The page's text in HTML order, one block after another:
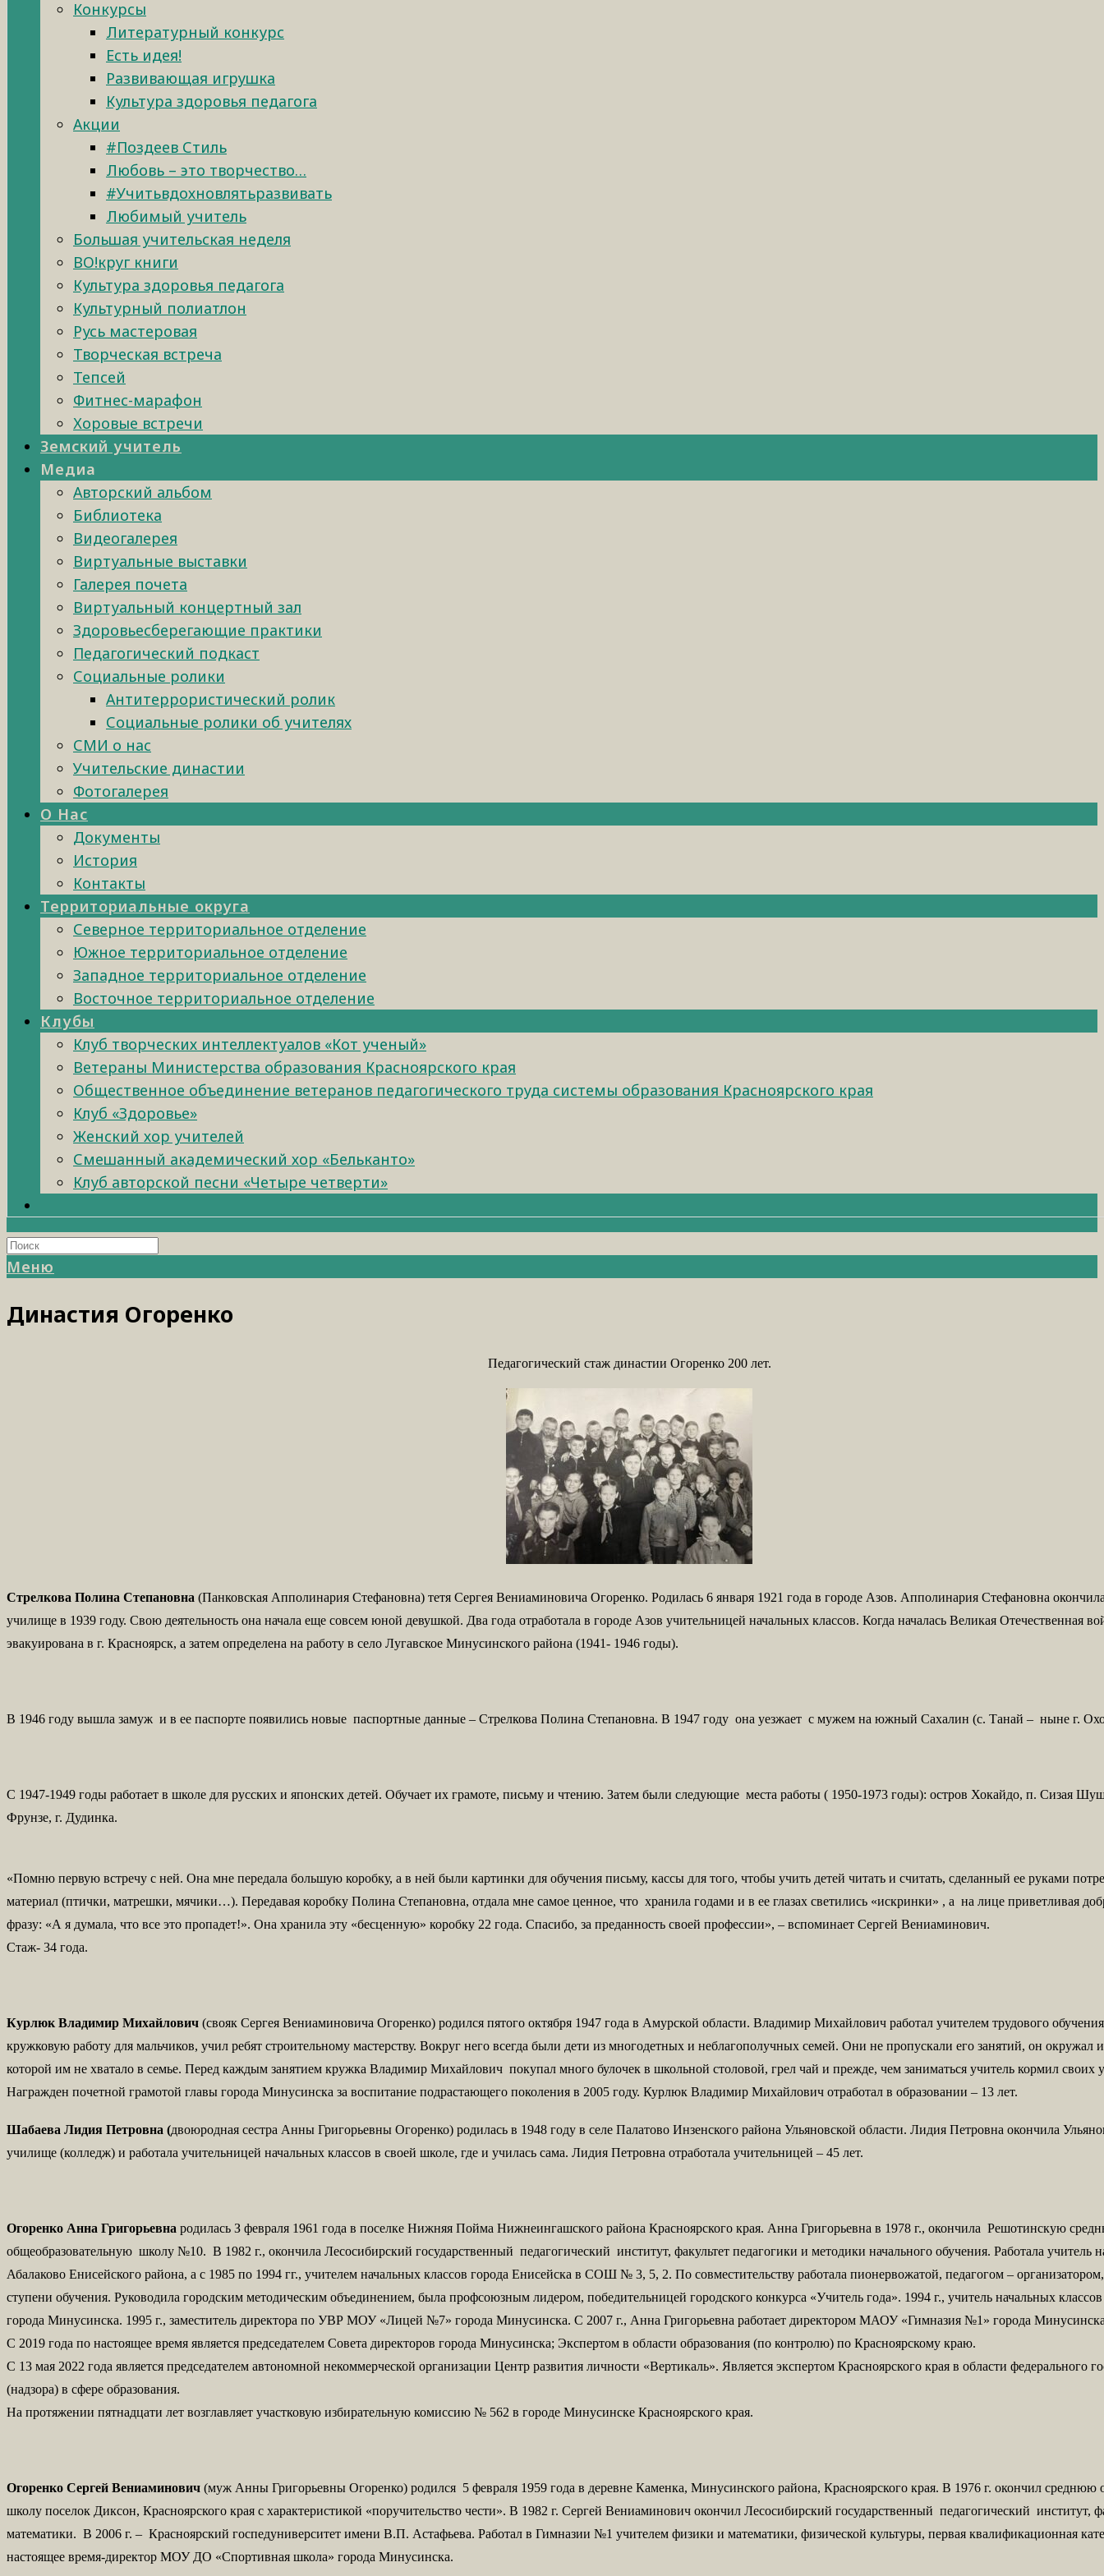
Конкурсы
Литературный конкурс
Есть идея!
Развивающая игрушка
Культура здоровья педагога
Акции
#Поздеев Стиль
Любовь – это творчество…
#Учитьвдохновлятьразвивать
Любимый учитель
Большая учительская неделя
ВО!круг книги
Культура здоровья педагога
Культурный полиатлон
Русь мастеровая
Творческая встреча
Тепсей
Фитнес-марафон
Хоровые встречи
Земский учитель
Медиа
Авторский альбом
Библиотека
Видеогалерея
Виртуальные выставки
Галерея почета
Виртуальный концертный зал
Здоровьесберегающие практики
Педагогический подкаст
Социальные ролики
Антитеррористический ролик
Социальные ролики об учителях
СМИ о нас
Учительские династии
Фотогалерея
О Нас
Документы
История
Контакты
Территориальные округа
Северное территориальное отделение
Южное территориальное отделение
Западное территориальное отделение
Восточное территориальное отделение
Клубы
Клуб творческих интеллектуалов «Кот ученый»
Ветераны Министерства образования Красноярского края
Общественное объединение ветеранов педагогического труда системы образования Красноярского края
Клуб «Здоровье»
Женский хор учителей
Смешанный академический хор «Бельканто»
Клуб авторской песни «Четыре четверти»
Меню
Династия Огоренко
Педагогический стаж династии Огоренко 200 лет.
Стрелкова Полина Степановна (Панковская Апполинария Стефановна) тетя Сергея Вениаминовича Огоренко. Родилась 6 января 1921 года в городе Азов. Апполинария Стефановна
училище в 1939 году. Свою деятельность она начала еще совсем юной девушкой. Два года отработала в городе Азов учительницей начальных классов. Когда началась Великая Отечественная
эвакуирована в г. Красноярск, а затем определена на работу в село Лугавское Минусинского района (1941- 1946 годы).
В 1946 году вышла замуж и в ее паспорте появились новые паспортные данные – Стрелкова Полина Степановна. В 1947 году она уезжает с мужем на южный Сахалин (с. Танай – ныне г.
С 1947-1949 годы работает в школе для русских и японских детей. Обучает их грамоте, письму и чтению. Затем были следующие места работы ( 1950-1973 годы): остров Хокайдо, п. Сизая
Фрунзе, г. Дудинка.
«Помню первую встречу с ней. Она мне передала большую коробку, а в ней были картинки для обучения письму, кассы для того, чтобы учить детей читать и считать, сделанный ее руками
материал (птички, матрешки, мячики…). Передавая коробку Полина Степановна, отдала мне самое ценное, что хранила годами и в ее глазах светились «искринки» , а на лице приветливая
фразу: «А я думала, что все это пропадет!». Она хранила эту «бесценную» коробку 22 года. Спасибо, за преданность своей профессии», – вспоминает Сергей Вениаминович.
Стаж- 34 года.
Курлюк Владимир Михайлович (свояк Сергея Вениаминовича Огоренко) родился пятого октября 1947 года в Амурской области. Владимир Михайлович работал учителем трудового
кружковую работу для мальчиков, учил ребят строительному мастерству. Вокруг него всегда были дети из многодетных и неблагополучных семей. Они не пропускали его занятий, он окружал
которой им не хватало в семье. Перед каждым занятием кружка Владимир Михайлович покупал много булочек в школьной столовой, грел чай и прежде, чем заниматься учитель кормил своих
Награжден почетной грамотой главы города Минусинска за воспитание подрастающего поколения в 2005 году. Курлюк Владимир Михайлович отработал в образовании – 13 лет.
Шабаева Лидия Петровна (двоюродная сестра Анны Григорьевны Огоренко) родилась в 1948 году в селе Палатово Инзенского района Ульяновской области. Лидия Петровна окончила
училище (колледж) и работала учительницей начальных классов в своей школе, где и училась сама. Лидия Петровна отработала учительницей – 45 лет.
Огоренко Анна Григорьевна родилась З февраля 1961 года в поселке Нижняя Пойма Нижнеингашского района Красноярского края. Анна Григорьевна в 1978 г., окончила Решотинскую
общеобразовательную школу №10. В 1982 г., окончила Лесосибирский государственный педагогический институт, факультет педагогики и методики начального обучения. Работала учитель
Абалаково Енисейского района, а с 1985 по 1994 гг., учителем начальных классов города Енисейска в СОШ № 3, 5, 2. По совместительству работала пионервожатой, педагогом –
ступени обучения. Руководила городским методическим объединением, была профсоюзным лидером, победительницей городского конкурса «Учитель года». 1994 г., учитель начальных
города Минусинска. 1995 г., заместитель директора по УВР МОУ «Лицей №7» города Минусинска. С 2007 г., Анна Григорьевна работает директором МАОУ «Гимназия №1» города
С 2019 года по настоящее время является председателем Совета директоров города Минусинска; Экспертом в области образования (по контролю) по Красноярскому краю.
С 13 мая 2022 года является председателем автономной некоммерческой организации Центр развития личности «Вертикаль». Является экспертом Красноярского края в области федерального
(надзора) в сфере образования.
На протяжении пятнадцати лет возглавляет участковую избирательную комиссию № 562 в городе Минусинске Красноярского края.
Огоренко Сергей Вениаминович (муж Анны Григорьевны Огоренко) родился 5 февраля 1959 года в деревне Каменка, Минусинского района, Красноярского края. В 1976 г. окончил среднюю
школу поселок Диксон, Красноярского края с характеристикой «поручительство чести». В 1982 г. Сергей Вениаминович окончил Лесосибирский государственный педагогический институт,
математики. В 2006 г. – Красноярский госпедуниверситет имени В.П. Астафьева. Работал в Гимназии №1 учителем физики и математики, физической культуры, первая квалификационная
настоящее время-директор МОУ ДО «Спортивная школа» города Минусинска.